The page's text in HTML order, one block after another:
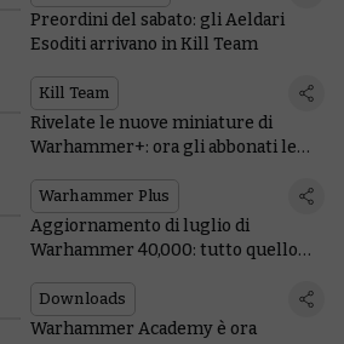
Preordini del sabato: gli Aeldari
Esoditi arrivano in Kill Team
Kill Team
Rivelate le nuove miniature di
Warhammer+: ora gli abbonati le
Warhammer Plus
Aggiornamento di luglio di
Warhammer 40,000: tutto quello
Downloads
Warhammer Academy è ora